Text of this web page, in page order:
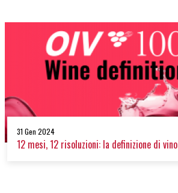
31 Gen 2024
12 mesi, 12 risoluzioni: la definizione di vino